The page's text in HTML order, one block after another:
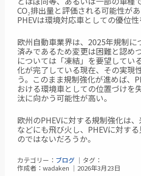
CO₂排出量と評価される可能性が
PHEVは環境対応車としての優位性
欧州自動車業界は、2025年規制に
済みであるため変更は困難と認め
については「凍結」を要望してい
化が完了している現在、その実現
う。このまま規制強化が進めば、
おける環境車としての位置づけを
汰に向かう可能性が高い。
欧州のPHEVに対する規制強化は
などにも飛び火し、PHEVに対す
のではないだろうか。
カテゴリー： ブログ ｜タグ：
作成者：wadaken ｜2026年3月23日